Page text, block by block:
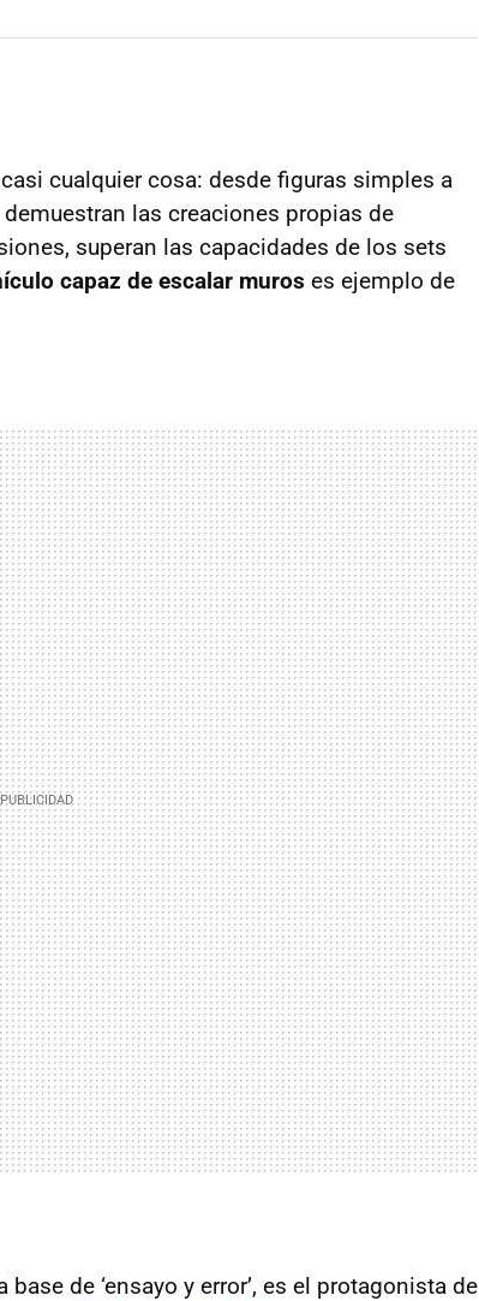
cualquier cosa: desde figuras simples a
las creaciones propias de
superan las capacidades de los sets
capaz de escalar muros es ejemplo de
base de ‘ensayo y error’, es el protagonista de